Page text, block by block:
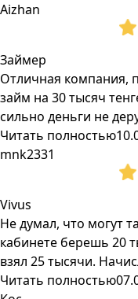
Aizhan
Займер
Отличная компания,
займ на 30 тысяч
сильно деньги не
Читать полностью
mnk2331
Vivus
Не думал, что могут
кабинете берешь 20
взял 25 тысячи.
Читать полностью